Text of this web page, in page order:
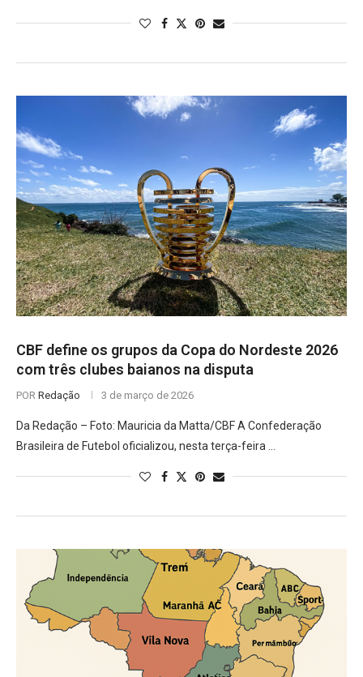
CBF define os grupos da Copa do Nordeste 2026
com três clubes baianos na disputa
POR Redação 3 de março de 2026
Da Redação – Foto: Mauricia da Matta/CBF A Confederação
Brasileira de Futebol oficializou, nesta terça-feira …